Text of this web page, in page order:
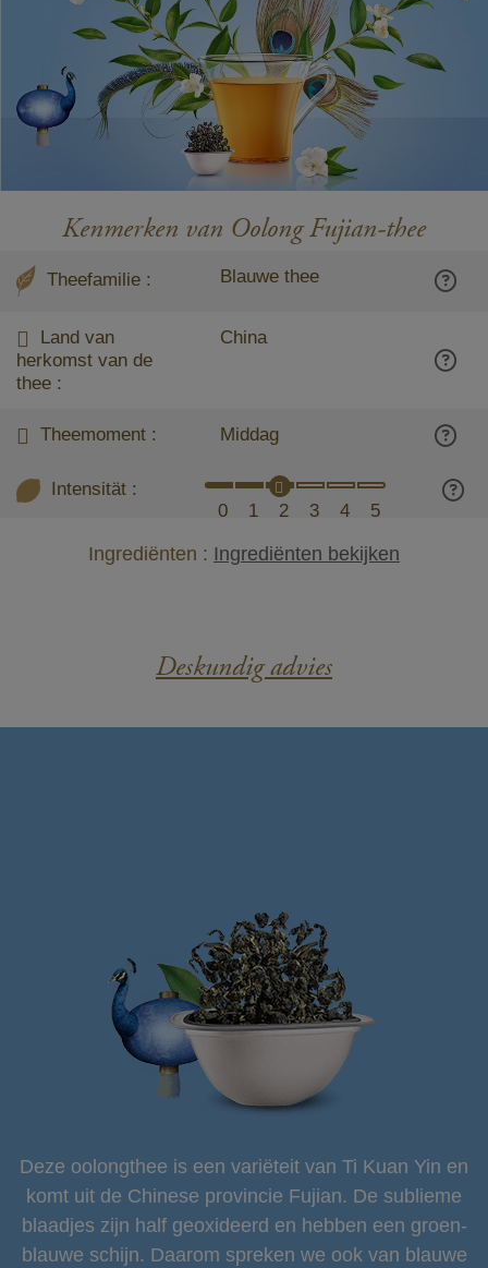
Kenmerken van Oolong Fujian-thee
Theefamilie : Blauwe thee
Land van
herkomst van de
thee :
China
Theemoment : Middag
Intensität :
0
1 2 3 4 5
Ingrediënten : Ingrediënten bekijken
Deskundig advies
Deze oolongthee is een variëteit van Ti Kuan Yin en
komt uit de Chinese provincie Fujian. De sublieme
blaadjes zijn half geoxideerd en hebben een groen-
blauwe schijn. Daarom spreken we ook van blauwe